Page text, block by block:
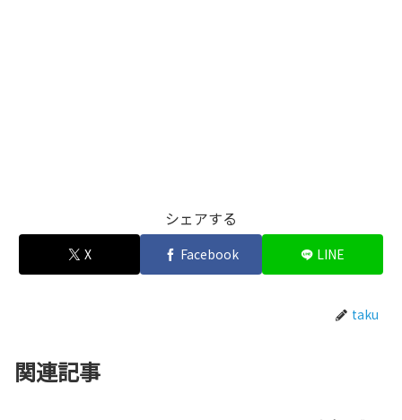
シェアする
X Facebook LINE
taku
関連記事